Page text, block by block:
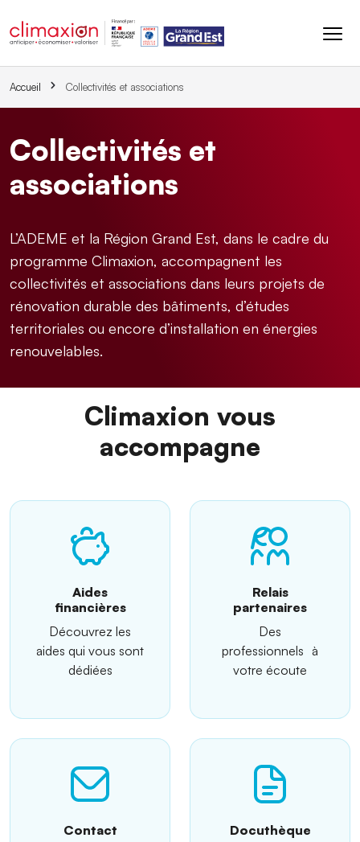
Accueil Collectivités et associations
Collectivités et
associations
L’ADEME et la Région Grand Est, dans le cadre du
programme Climaxion, accompagnent les
collectivités et associations dans leurs projets de
rénovation durable des bâtiments, d’études
territoriales ou encore d’installation en énergies
renouvelables.
Climaxion vous
accompagne
Aides
financières
Découvrez les
aides qui vous sont
dédiées
Relais
partenaires
Des
professionnels à
votre écoute
Contact
Docuthèque